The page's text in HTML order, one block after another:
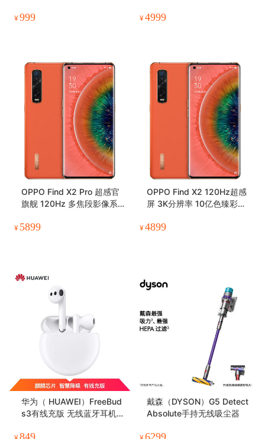
¥999 ¥4999
OPPO Find X2 Pro 超感官
旗舰 120Hz 多焦段影像系
5G手机
¥ 5899
OPPO Find X2 120Hz超感
屏 3K分辨率 10亿色臻彩显
256GB茶橘 双模5G手机
¥4899
华为（ HUAWEI）FreeBud
s3有线充版 无线蓝牙耳机
戴森（DYSON）G5 Detect
Absolute手持无线吸尘器